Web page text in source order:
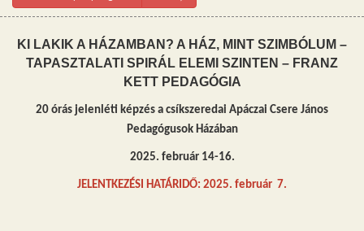
KI LAKIK A HÁZAMBAN? A HÁZ, MINT SZIMBÓLUM –
TAPASZTALATI SPIRÁL ELEMI SZINTEN – FRANZ
KETT PEDAGÓGIA
20 órás jelenléti képzés a csíkszeredai Apáczai Csere János
Pedagógusok Házában
2025. február 14-16.
JELENTKEZÉSI HATÁRIDŐ: 2025. február 7.